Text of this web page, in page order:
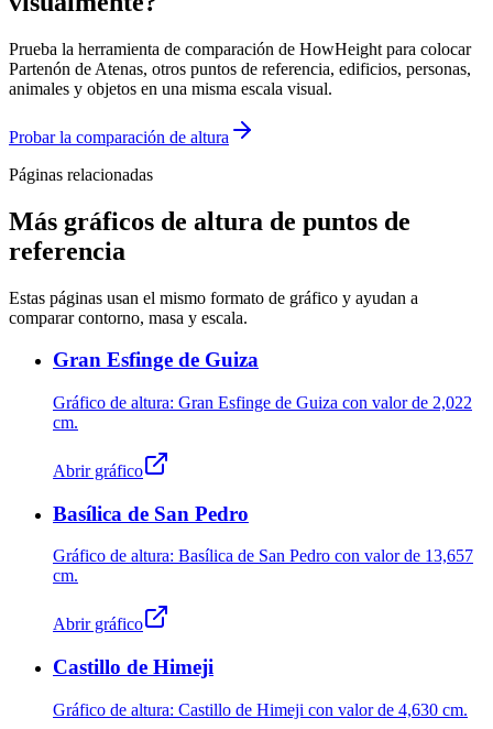
Prueba la herramienta de comparación de HowHeight para colocar
Partenón de Atenas, otros puntos de referencia, edificios, personas,
animales y objetos en una misma escala visual.
Probar la comparación de altura
Páginas relacionadas
Más gráficos de altura de puntos de
referencia
Estas páginas usan el mismo formato de gráfico y ayudan a
comparar contorno, masa y escala.
Gran Esfinge de Guiza
Gráfico de altura: Gran Esfinge de Guiza con valor de 2,022
cm.
Abrir gráfico
Basílica de San Pedro
Gráfico de altura: Basílica de San Pedro con valor de 13,657
cm.
Abrir gráfico
Castillo de Himeji
Gráfico de altura: Castillo de Himeji con valor de 4,630 cm.